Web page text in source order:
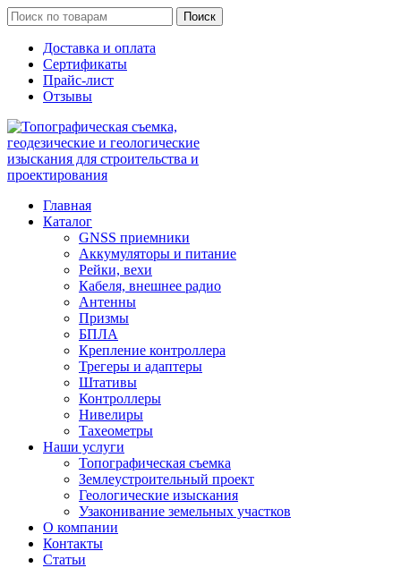
Поиск
Доставка и оплата
Сертификаты
Прайс-лист
Отзывы
Главная
Каталог
GNSS приемники
Аккумуляторы и питание
Рейки, вехи
Кабеля, внешнее радио
Антенны
Призмы
БПЛА
Крепление контроллера
Трегеры и адаптеры
Штативы
Контроллеры
Нивелиры
Тахеометры
Наши услуги
Топографическая съемка
Землеустроительный проект
Геологические изыскания
Узаконивание земельных участков
О компании
Контакты
Статьи